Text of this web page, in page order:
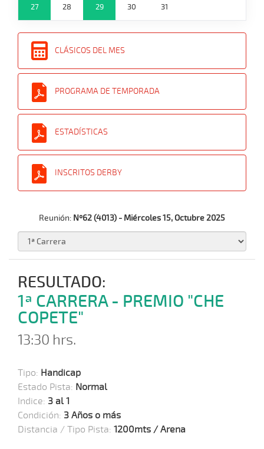
27 28 29 30 31
CLÁSICOS DEL MES
PROGRAMA DE TEMPORADA
ESTADÍSTICAS
INSCRITOS DERBY
Reunión: Nº62 (4013) - Miércoles 15, Octubre 2025
RESULTADO:
1ª CARRERA - PREMIO "CHE
COPETE"
13:30 hrs.
Tipo: Handicap
Estado Pista: Normal
Indice: 3 al 1
Condición: 3 Años o más
Distancia / Tipo Pista: 1200mts / Arena